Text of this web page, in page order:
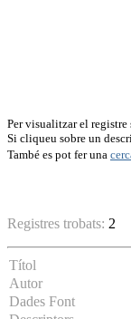
Per visualitzar el
Si cliqueu sobre un
També es pot fer una
Registres trobats: 2
Títol
Autor
Dades Font